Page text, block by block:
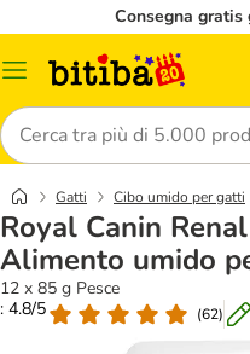
Consegna gratis
Overview
Cerca
Gatti Cibo umido per gatti
Royal Canin
Alimento umido
12 x 85 g Pesce
: 4.8/5
(62)